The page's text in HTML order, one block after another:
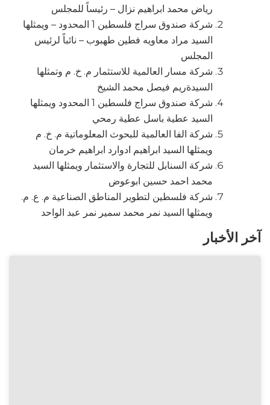
رياض محمد ابراهيم نزال – رئيساً للمجلس
شركة صندوق سراج فلسطين 1 المحدود – ويمثلها
السيد مراد معاويه فطين طهبوب – نائباً لرئيس
المجلس
شركة مسار العالمية للاستثمار م. خ. م وتمثلها
السيدةريم فيصل محمد الشيخ
شركة صندوق سراج فلسطين 1 المحدود ويمثلها
السيد عطية باسل عطية رمحي
شركة الفا العالمية للبحوث المعلوماتية م. خ. م
ويمثلها السيد ابراهيم ادوارد ابراهيم خرمان
شركة السنابل للتجارة والاستثمار ويمثلها السيد
محمد احمد حسين ابوعوض
شركة فلسطين لتطوير المناطق الصناعية م. ع. م.
ويمثلها السيد نمر محمد سمير نمر عبد الواحد
آخر الأخبار